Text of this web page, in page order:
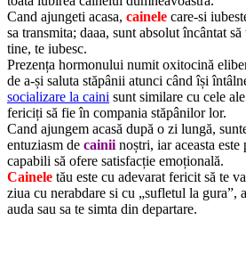
Cand ajungeti acasa, cainele care-si
sa transmita; daaa, sunt absolut încântat
tine, te iubesc.
Prezența hormonului numit oxitocină
de a-și saluta stăpânii atunci când își
socializare la caini sunt similare cu cele
fericiți să fie în compania stăpânilor lor.
Cand ajungem acasă după o zi lungă,
entuziasm de cainii noștri, iar aceasta este
capabili să ofere satisfacție emoțională.
Cainele tău este cu adevarat fericit să te
ziua cu nerabdare si cu „sufletul la gura”,
auda sau sa te simta din departare.